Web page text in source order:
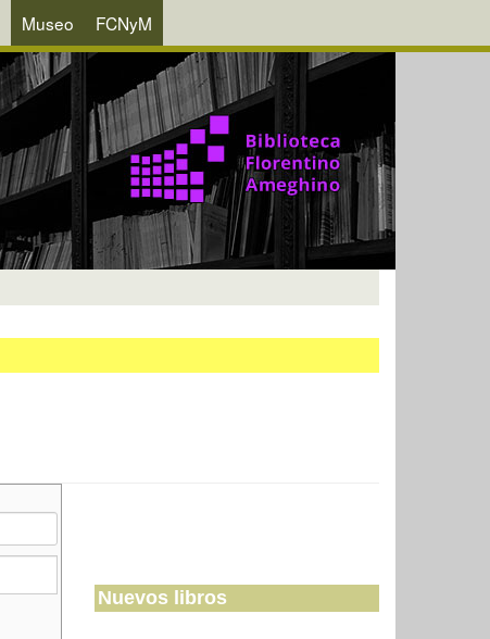
Museo FCNyM
Nuevos libros